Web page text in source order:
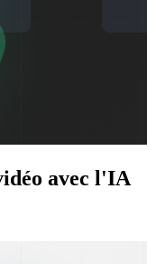
avec l'IA